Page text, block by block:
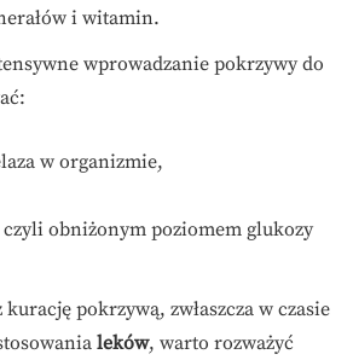
i witamin.
wprowadzanie pokrzywy do
w organizmie,
obniżonym poziomem glukozy
pokrzywą, zwłaszcza w czasie
leków, warto rozważyć